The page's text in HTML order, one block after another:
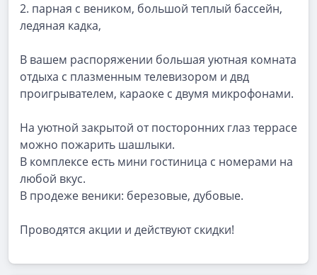
2. парная с веником, большой теплый бассейн,
ледяная кадка,
В вашем распоряжении большая уютная комната
отдыха с плазменным телевизором и двд
проигрывателем, караоке с двумя микрофонами.
На уютной закрытой от посторонних глаз террасе
можно пожарить шашлыки.
В комплексе есть мини гостиница с номерами на
любой вкус.
В продеже веники: березовые, дубовые.
Проводятся акции и действуют скидки!